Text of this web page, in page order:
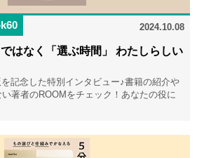
2024.10.08
はなく「選ぶ時間」 わたしらしい
記念した特別インタビュー♪書籍の紹介や
著者のROOMをチェック！あなたの役に